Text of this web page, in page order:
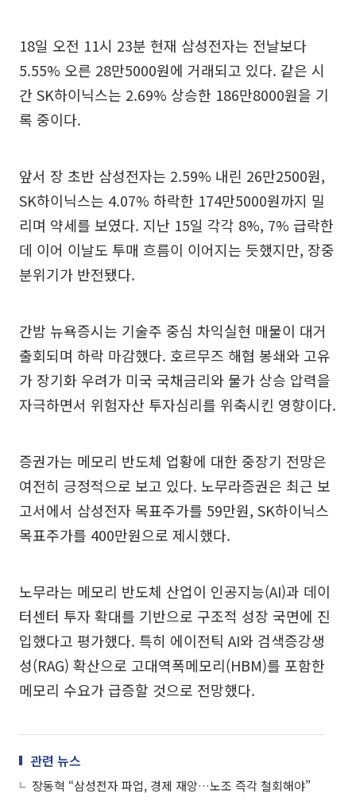
18일 오전 11시 23분 현재 삼성전자는 전날보다
5.55% 오른 28만5000원에 거래되고 있다. 같은 시
간 SK하이닉스는 2.69% 상승한 186만8000원을 기
록 중이다.
앞서 장 초반 삼성전자는 2.59% 내린 26만2500원,
SK하이닉스는 4.07% 하락한 174만5000원까지 밀
리며 약세를 보였다. 지난 15일 각각 8%, 7% 급락한
데 이어 이날도 투매 흐름이 이어지는 듯했지만, 장중
분위기가 반전됐다.
간밤 뉴욕증시는 기술주 중심 차익실현 매물이 대거
출회되며 하락 마감했다. 호르무즈 해협 봉쇄와 고유
가 장기화 우려가 미국 국채금리와 물가 상승 압력을
자극하면서 위험자산 투자심리를 위축시킨 영향이다.
증권가는 메모리 반도체 업황에 대한 중장기 전망은
여전히 긍정적으로 보고 있다. 노무라증권은 최근 보
고서에서 삼성전자 목표주가를 59만원, SK하이닉스
목표주가를 400만원으로 제시했다.
노무라는 메모리 반도체 산업이 인공지능(AI)과 데이
터센터 투자 확대를 기반으로 구조적 성장 국면에 진
입했다고 평가했다. 특히 에이전틱 AI와 검색증강생
성(RAG) 확산으로 고대역폭메모리(HBM)를 포함한
메모리 수요가 급증할 것으로 전망했다.
관련 뉴스
장동혁 “삼성전자 파업, 경제 재앙…노조 즉각 철회해야”